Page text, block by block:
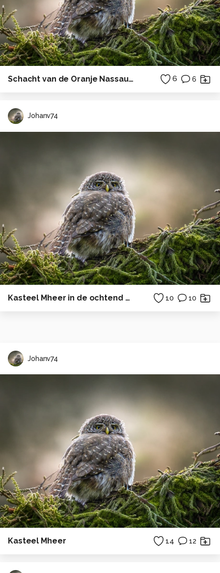
Schacht van de Oranje Nassau 1 - logo in kleur 6 6
Johanv74
Kasteel Mheer in de ochtend zon 10 10
Johanv74
Kasteel Mheer 14 12